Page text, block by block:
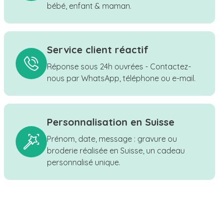
bébé, enfant & maman.
Service client réactif
Réponse sous 24h ouvrées - Contactez-
nous par WhatsApp, téléphone ou e-mail.
Personnalisation en Suisse
Prénom, date, message : gravure ou
broderie réalisée en Suisse, un cadeau
personnalisé unique.